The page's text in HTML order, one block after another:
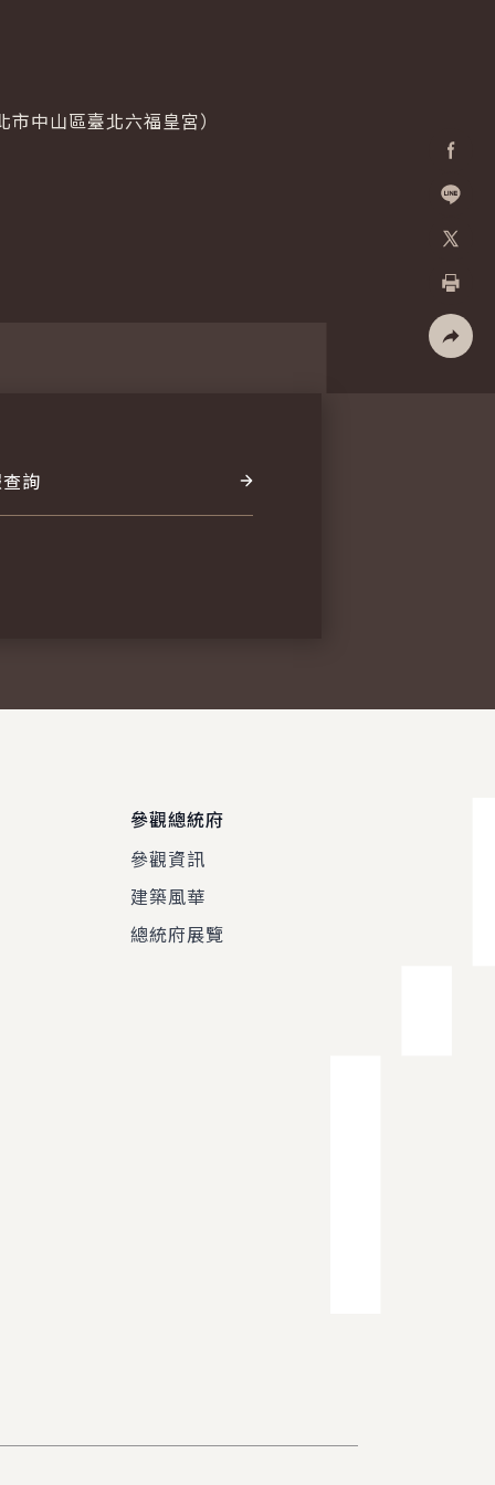
加入好
列印
中山區臺北六福皇宮）
詢
參觀總統府
參觀資訊
建築風華
總統府展覽